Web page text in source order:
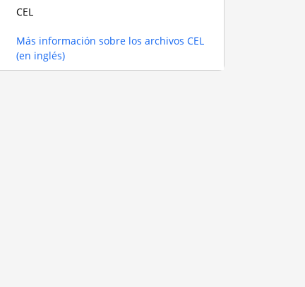
CEL
Más información sobre los archivos CEL
(en inglés)